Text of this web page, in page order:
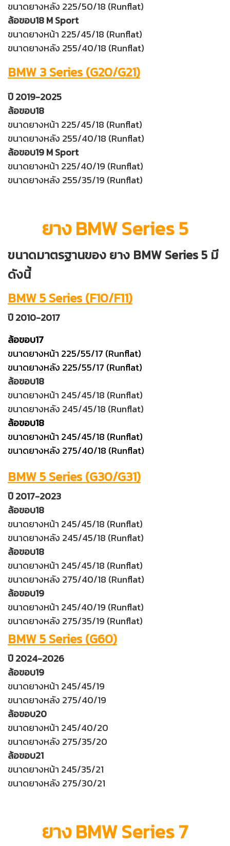
ขนาดยางหลัง 225/50/18 (Runflat)
ล้อขอบ18 M Sport
ขนาดยางหน้า 225/45/18 (Runflat)
ขนาดยางหลัง 255/40/18 (Runflat)
BMW 3 Series (G20/G21)
ปี 2019-2025
ล้อขอบ18
ขนาดยางหน้า 225/45/18 (Runflat)
ขนาดยางหลัง 255/40/18 (Runflat)
ล้อขอบ19 M Sport
ขนาดยางหน้า 225/40/19 (Runflat)
ขนาดยางหลัง 255/35/19 (Runflat)
ยาง BMW Series 5
ขนาดมาตรฐานของ ยาง BMW Series 5 มี
ดังนี้
BMW 5 Series (F10/F11)
ปี 2010-2017
ล้อขอบ17
ขนาดยางหน้า 225/55/17 (Runflat)
ขนาดยางหลัง 225/55/17 (Runflat)
ล้อขอบ18
ขนาดยางหน้า 245/45/18 (Runflat)
ขนาดยางหลัง 245/45/18 (Runflat)
ล้อขอบ18
ขนาดยางหน้า 245/45/18 (Runflat)
ขนาดยางหลัง 275/40/18 (Runflat)
BMW 5 Series (G30/G31)
ปี 2017-2023
ล้อขอบ18
ขนาดยางหน้า 245/45/18 (Runflat)
ขนาดยางหลัง 245/45/18 (Runflat)
ล้อขอบ18
ขนาดยางหน้า 245/45/18 (Runflat)
ขนาดยางหลัง 275/40/18 (Runflat)
ล้อขอบ19
ขนาดยางหน้า 245/40/19 (Runflat)
ขนาดยางหลัง 275/35/19 (Runflat)
BMW 5 Series (G60)
ปี 2024-2026
ล้อขอบ19
ขนาดยางหน้า 245/45/19
ขนาดยางหลัง 275/40/19
ล้อขอบ20
ขนาดยางหน้า 245/40/20
ขนาดยางหลัง 275/35/20
ล้อขอบ21
ขนาดยางหน้า 245/35/21
ขนาดยางหลัง 275/30/21
ยาง BMW Series 7